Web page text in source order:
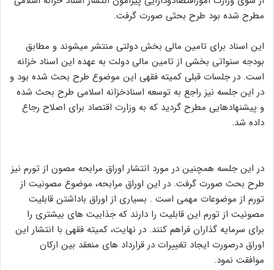
مطرح شده بود طرح بحثی صورت گرفت.
این اسناد برای تامین مالی بخش دولتی منتشر میشوند و مطابق
بودجه سنواتی بخشی از تامین مالی دولت به عهده این اسناد خزانه
است. در جلسات قبلی کمیته فقهی این موضوع طرح بحث شده بود و
در این جلسه نیز راجع به توسعه اسنادخزانه اسلامی طرح بحث شده
و پیشنهادهایی مطرح گردید که به وزارت اقتصاد برای اصلاح رجاع
داده شد.
در این جلسه همچنین در مورد انتشار اوراق مرابحه مصون از تورم نیز
طرح بحث صورت گرفت. در این اوراق مرابحه، موضوع مصونیت از
تورم از موضوعات مهمی است . بسیاری از اوراق باداشتن قابلیت
مصونیت از تورم این قابلیت را دارند که جذابیت های بیشتری را
برای سرمایه گذاران فراهم کنند. در نهایت، کمیته فقهی با انتشار این
اوراق درصورت ایجاد تغییرات در قرارداد های منعقد بین ارکان
موافقت نمود.